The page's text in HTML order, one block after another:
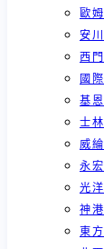
歐
安
西
國
基
士
威
永
光
神
東